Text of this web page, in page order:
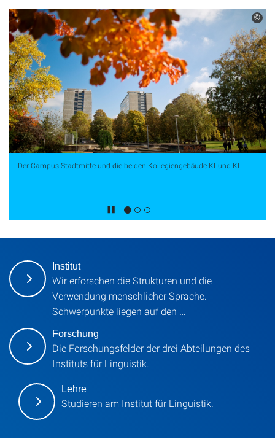
©
Der Campus Stadtmitte und die beiden Kollegiengebäude KI und KII
Institut
Wir erforschen die Strukturen und die
Verwendung menschlicher Sprache.
Schwerpunkte liegen auf den …
Forschung
Die Forschungsfelder der drei Abteilungen des
Instituts für Linguistik.
Lehre
Studieren am Institut für Linguistik.